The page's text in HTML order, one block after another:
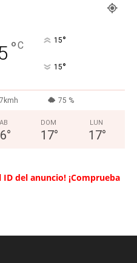
°C 15°
15°
75 %
°
DOM
17°
LUN
17°
del anuncio! ¡Comprueba